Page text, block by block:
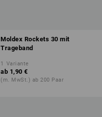
Moldex Rockets 30 mit
Trageband
1 Variante
ab 1,90 €
(m. MwSt.) ab 200 Paar